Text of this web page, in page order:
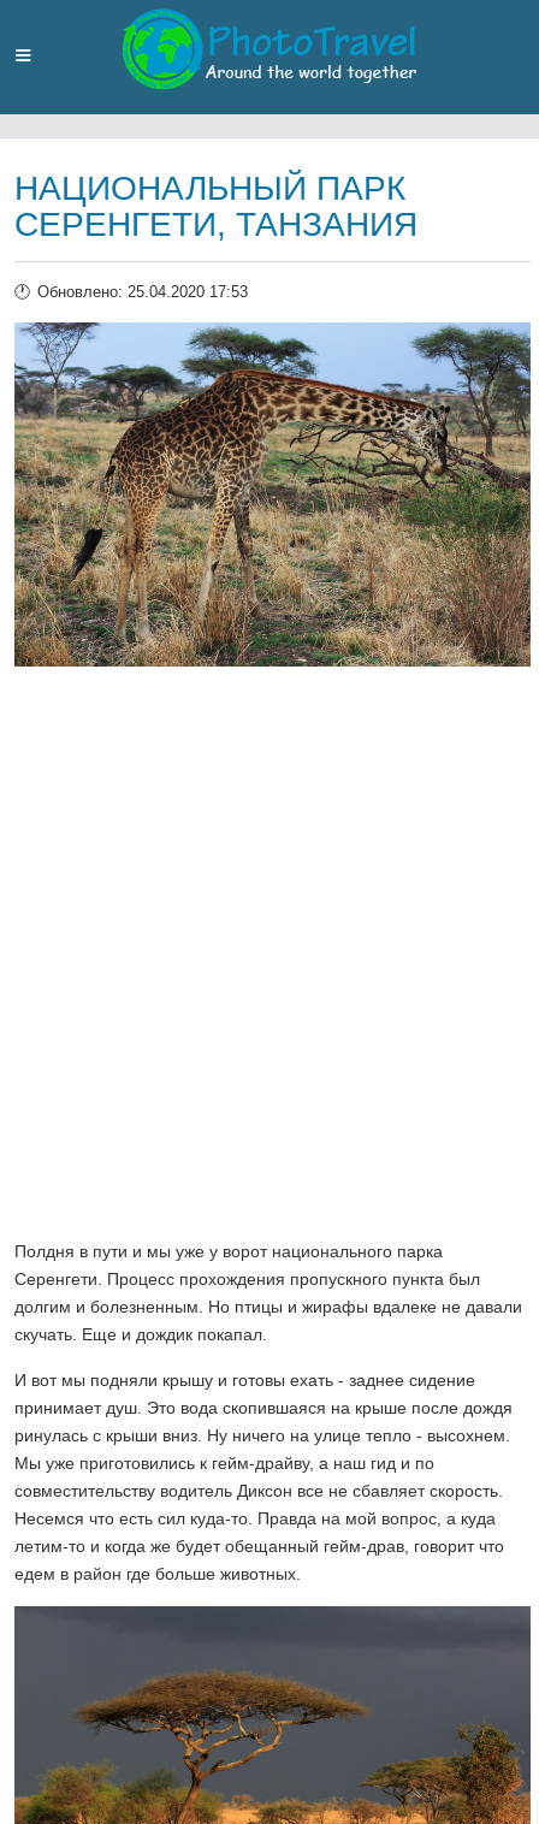
НАЦИОНАЛЬНЫЙ ПАРК
СЕРЕНГЕТИ, ТАНЗАНИЯ
Обновлено: 25.04.2020 17:53
Полдня в пути и мы уже у ворот национального парка
Серенгети. Процесс прохождения пропускного пункта был
долгим и болезненным. Но птицы и жирафы вдалеке не давали
скучать. Еще и дождик покапал.
И вот мы подняли крышу и готовы ехать - заднее сидение
принимает душ. Это вода скопившаяся на крыше после дождя
ринулась с крыши вниз. Ну ничего на улице тепло - высохнем.
Мы уже приготовились к гейм-драйву, а наш гид и по
совместительству водитель Диксон все не сбавляет скорость.
Несемся что есть сил куда-то. Правда на мой вопрос, а куда
летим-то и когда же будет обещанный гейм-драв, говорит что
едем в район где больше животных.